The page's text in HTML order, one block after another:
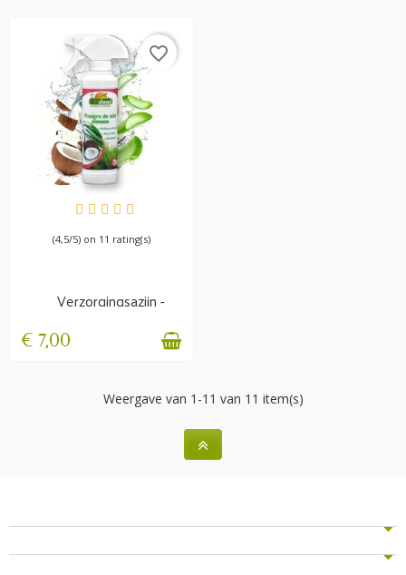
BESCHIKBAAR
favorite_border
(4,5/5) on 11 rating(s)
Verzorgingsazijn -
Kokosnoot & Aloë
€ 7,00
Weergave van 1-11 van 11 item(s)